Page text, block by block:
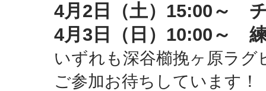
4月2日（土）15:00～
4月3日（日）10:00～
いずれも深谷櫛挽ヶ原ラグ
ご参加お待ちしています！